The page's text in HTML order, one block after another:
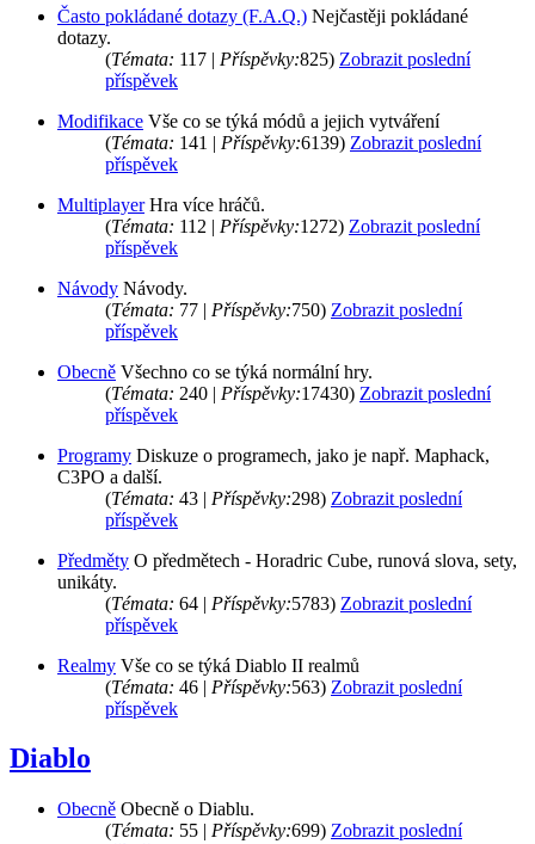
Často pokládané dotazy (F.A.Q.) Nejčastěji pokládané
dotazy.
(Témata: 117 | Příspěvky:825) Zobrazit poslední
příspěvek
Modifikace Vše co se týká módů a jejich vytváření
(Témata: 141 | Příspěvky:6139) Zobrazit poslední
příspěvek
Multiplayer Hra více hráčů.
(Témata: 112 | Příspěvky:1272) Zobrazit poslední
příspěvek
Návody Návody.
(Témata: 77 | Příspěvky:750) Zobrazit poslední
příspěvek
Obecně Všechno co se týká normální hry.
(Témata: 240 | Příspěvky:17430) Zobrazit poslední
příspěvek
Programy Diskuze o programech, jako je např. Maphack,
C3PO a další.
(Témata: 43 | Příspěvky:298) Zobrazit poslední
příspěvek
Předměty O předmětech - Horadric Cube, runová slova, sety,
unikáty.
(Témata: 64 | Příspěvky:5783) Zobrazit poslední
příspěvek
Realmy Vše co se týká Diablo II realmů
(Témata: 46 | Příspěvky:563) Zobrazit poslední
příspěvek
Diablo
Obecně Obecně o Diablu.
(Témata: 55 | Příspěvky:699) Zobrazit poslední